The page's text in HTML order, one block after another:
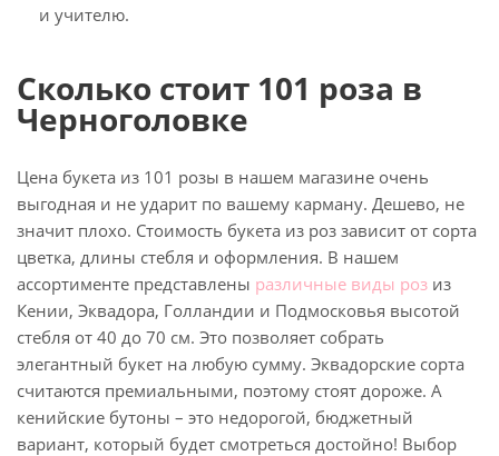
и учителю.
Сколько стоит 101 роза в
Черноголовке
Цена букета из 101 розы в нашем магазине очень
выгодная и не ударит по вашему карману. Дешево, не
значит плохо. Стоимость букета из роз зависит от сорта
цветка, длины стебля и оформления. В нашем
ассортименте представлены различные виды роз из
Кении, Эквадора, Голландии и Подмосковья высотой
стебля от 40 до 70 см. Это позволяет собрать
элегантный букет на любую сумму. Эквадорские сорта
считаются премиальными, поэтому стоят дороже. А
кенийские бутоны – это недорогой, бюджетный
вариант, который будет смотреться достойно! Выбор